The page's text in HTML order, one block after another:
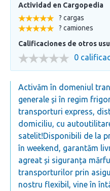
Actividad en Cargopedia
? cargas
? camiones
Calificaciones de otros
0
Activăm în domeniul
generale​ și în ​regim
transporturi express,
domiciliu, cu
satelit! ​Disponibili​ de la
în weekend, ​garantăm​
agreat și siguranța
transporturilor prin
nostru ​flexibil​, vine în